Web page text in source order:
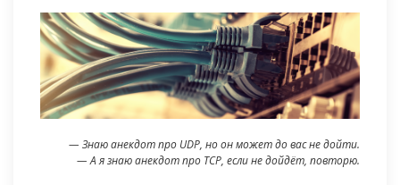
— Знаю анекдот про UDP, но он может до вас не дойти.
— А я знаю анекдот про TCP, если не дойдёт, повторю.